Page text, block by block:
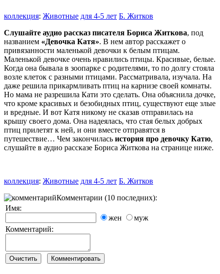
коллекция: Животные для 4-5 лет Б. Житков
Слушайте аудио рассказ писателя Бориса Житкова, под
названием «Девочка Катя». В нем автор расскажет о
привязанности маленькой девочки к белым птицам.
Маленькой девочке очень нравились птицы. Красивые, белые.
Когда она бывала в зоопарке с родителями, то по долгу стояла
возле клеток с разными птицами. Рассматривала, изучала. На
даже решила прикармливать птиц на карнизе своей комнаты.
Но мама не разрешила Кати это сделать. Она объяснила дочке,
что кроме красивых и безобидных птиц, существуют еще злые
и вредные. И вот Катя никому не сказав отправилась на
крышу своего дома. Она надеялась, что стая белых добрых
птиц прилетят к ней, и они вместе отправятся в
путешествие… Чем закончилась история про девочку Катю,
слушайте в аудио рассказе Бориса Житкова на странице ниже.
коллекция: Животные для 4-5 лет Б. Житков
Комментарии (10 последних):
Имя:
жен
муж
Комментарий: